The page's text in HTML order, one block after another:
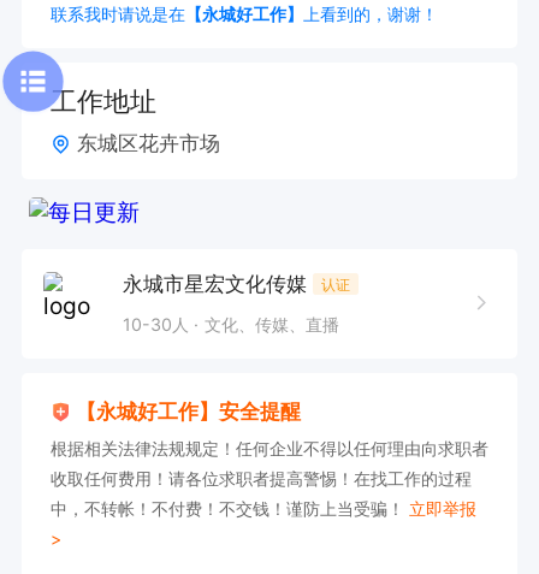
联系我时请说是在【永城好工作】 上看到的，谢谢！
工作地址
东城区花卉市场
永城市星宏文化传媒 认证
10-30人 文化、传媒、直播
【永城好工作】安全提醒
根据相关法律法规规定！任何企业不得以任何理由向求职者
收取任何费用！请各位求职者提高警惕！在找工作的过程
中，不转帐！不付费！不交钱！谨防上当受骗！ 立即举报
>